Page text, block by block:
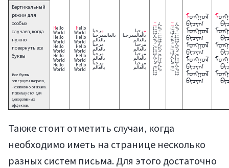
Hello
World
Hello
World
Hello
World
Hello
World
Hello
World
Hello
World
Hello
World
Hello
World
Hello
World
Hello
World
مرحبا
بالعالممرحبا
بالعالم
مرحبا
بالعالم
مرحبا
بالعالم
مرحبا
بالعالم
مرحبا
بالعالممرحبا
بالعالم
مرحبا
بالعالم
مرحبا
بالعالم
مرحبا
بالعالم
こん
にち
はこ
んに
ちは
こん
にち
はこ
んに
ちは
こん
にち
は
こん
にち
はこ
んに
ちは
こん
にち
はこ
んに
ちは
こん
にち
は
ᠮᠣᠩᠭᠣᠯ
ᠪᠢᠴᠢᠭ
ᠮᠣᠩᠭᠣᠯ
ᠪᠢᠴᠢᠭ
ᠮᠣᠩᠭᠣᠯ
ᠪᠢᠴᠢᠭ
ᠮᠣᠩᠭᠣᠯ
ᠪᠢᠴᠢᠭ
ᠮᠣᠩᠭᠣᠯ
ᠪᠢᠴᠢᠭ
ᠮᠣᠩᠭᠣᠯ
Вертикальный
режим для
особых
случаев, когда
нужно
повернуть все
буквы
Все буквы
повернуты направо,
независимо от языка.
Используется для
декоративных
эффектов.
Также стоит отметить случаи, когда
необходимо иметь на странице несколько
разных систем письма. Для этого достаточно